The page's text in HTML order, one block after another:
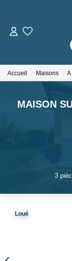
Accueil Maisons
MAISON
3
Loué